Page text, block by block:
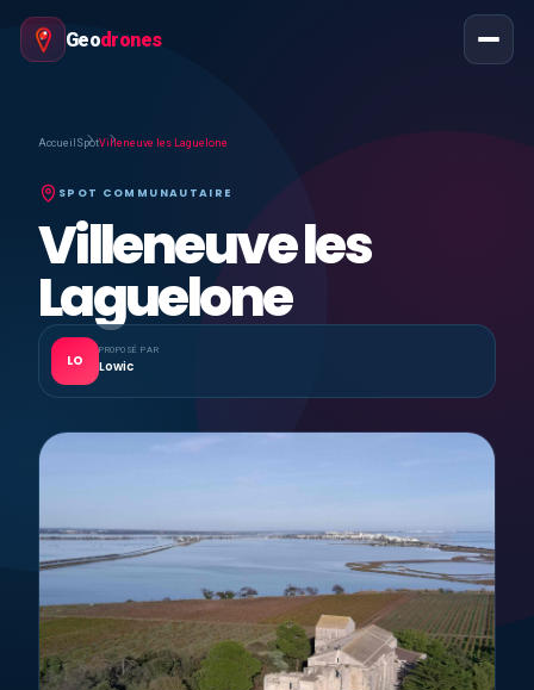
Geodrones
Accueil SpotVilleneuve les Laguelone
SPOT COMMUNAUTAIRE
Villeneuve les
Laguelone
LO
PROPOSÉ PAR
Lowic